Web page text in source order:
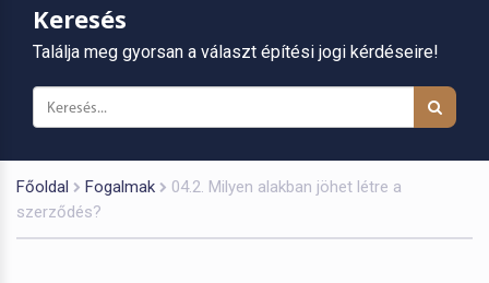
Keresés
Találja meg gyorsan a választ építési jogi kérdéseire!
Főoldal Fogalmak
04.2. Milyen alakban jöhet létre a
szerződés?